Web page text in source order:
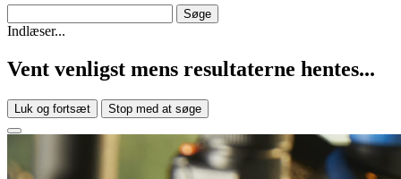
Indlæser...
Vent venligst mens resultaterne hentes...
Luk og fortsæt Stop med at søge